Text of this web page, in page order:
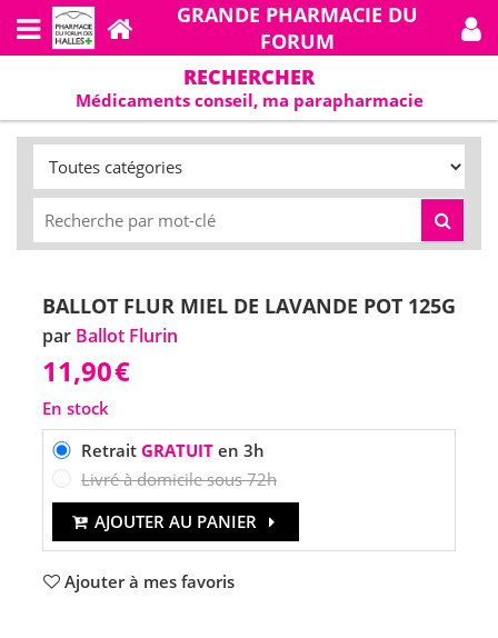
GRANDE PHARMACIE DU
FORUM
RECHERCHER
Médicaments conseil, ma parapharmacie
BALLOT FLUR MIEL DE LAVANDE POT 125G
par Ballot Flurin
11,90€
En stock
Retrait GRATUITen 3h
Livré à domicile sous 72h
AJOUTER AU PANIER
Ajouter à mes favoris